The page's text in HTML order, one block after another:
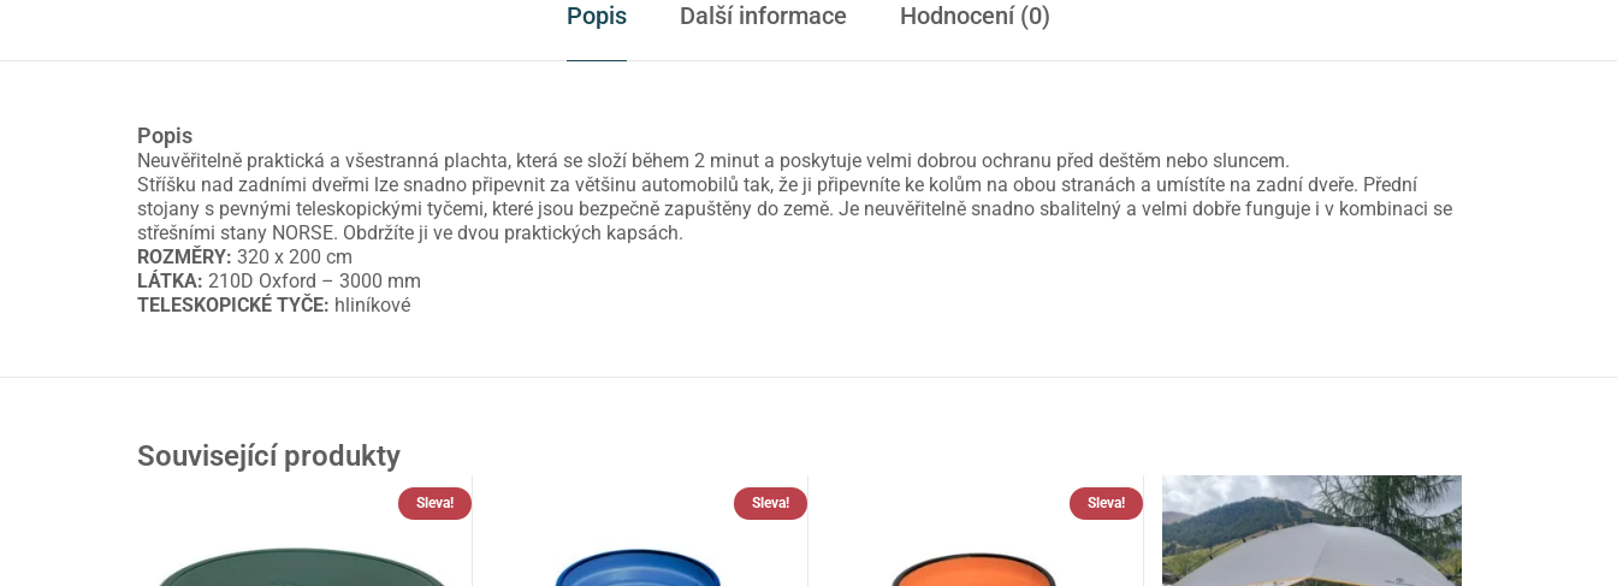
Popis Další informace Hodnocení (0)
Popis
Neuvěřitelně praktická a všestranná plachta, která se složí během 2 minut a poskytuje velmi dobrou ochranu před deštěm nebo sluncem.
Stříšku nad zadními dveřmi lze snadno připevnit za většinu automobilů tak, že ji připevníte ke kolům na obou stranách a umístíte na zadní dveře. Přední
stojany s pevnými teleskopickými tyčemi, které jsou bezpečně zapuštěny do země. Je neuvěřitelně snadno sbalitelný a velmi dobře funguje i v kombinaci se
střešními stany NORSE. Obdržíte ji ve dvou praktických kapsách.
ROZMĚRY: 320 x 200 cm
LÁTKA: 210D Oxford – 3000 mm
TELESKOPICKÉ TYČE: hliníkové
Související produkty
Sleva! Sleva! Sleva!